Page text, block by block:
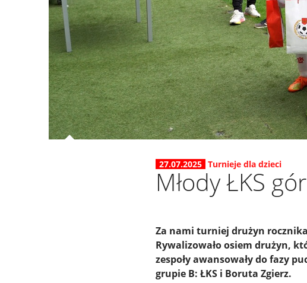
27.07.2025 Turnieje dla dzieci
Młody ŁKS
Za nami turniej drużyn
Rywalizowało osiem drużyn,
zespoły awansowały do fazy
grupie B: ŁKS i Boruta Zgierz.